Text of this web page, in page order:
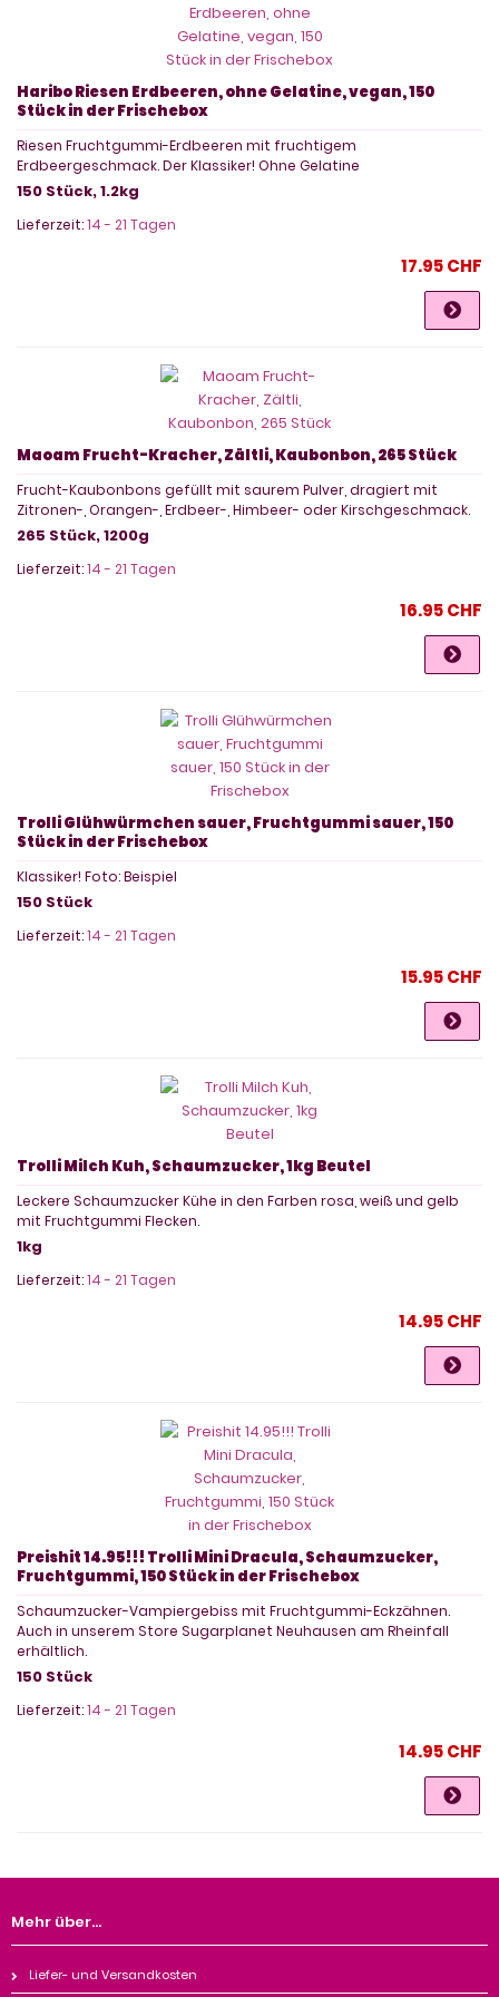
Haribo Riesen Erdbeeren, ohne Gelatine, vegan, 150
Stück in der Frischebox
Riesen Fruchtgummi-Erdbeeren mit fruchtigem
Erdbeergeschmack. Der Klassiker! Ohne Gelatine
150 Stück, 1.2kg
Lieferzeit:14 - 21 Tagen
17.95 CHF
Maoam Frucht-Kracher, Zältli, Kaubonbon, 265 Stück
Frucht-Kaubonbons gefüllt mit saurem Pulver, dragiert mit
Zitronen-, Orangen-, Erdbeer-, Himbeer- oder Kirschgeschmack.
265 Stück, 1200g
Lieferzeit:14 - 21 Tagen
16.95 CHF
Trolli Glühwürmchen sauer, Fruchtgummi sauer, 150
Stück in der Frischebox
Klassiker! Foto: Beispiel
150 Stück
Lieferzeit:14 - 21 Tagen
15.95 CHF
Trolli Milch Kuh, Schaumzucker, 1kg Beutel
Leckere Schaumzucker Kühe in den Farben rosa, weiß und gelb
mit Fruchtgummi Flecken.
1kg
Lieferzeit:14 - 21 Tagen
14.95 CHF
Preishit 14.95!!! Trolli Mini Dracula, Schaumzucker,
Fruchtgummi, 150 Stück in der Frischebox
Schaumzucker-Vampiergebiss mit Fruchtgummi-Eckzähnen.
Auch in unserem Store Sugarplanet Neuhausen am Rheinfall
erhältlich.
150 Stück
Lieferzeit:14 - 21 Tagen
14.95 CHF
Mehr über...
Liefer- und Versandkosten